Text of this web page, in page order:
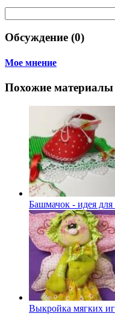
Обсуждение (0)
Мое мнение
Похожие
Башмачок - идея
Выкройка мягких